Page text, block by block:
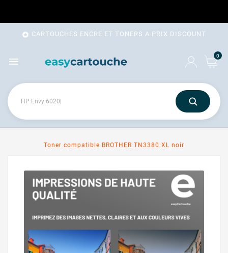
 CARTOUCHES ENCRE ET TONERS A PRIX DISCOUNT
 0
Toner compatible BROTHER TN3380 XL noir